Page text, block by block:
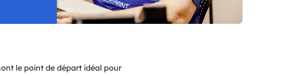
le point de départ idéal pour